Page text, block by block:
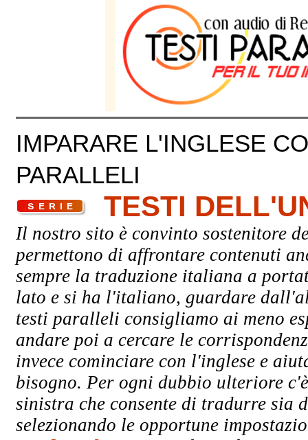
IMPARARE L'INGLESE
PARALLELI
TESTI
Il nostro sito è convinto sostenitore
permettono di affrontare contenuti
sempre la traduzione italiana a
lato e si ha l'italiano, guardare
testi paralleli consigliamo ai meno
andare poi a cercare le
invece cominciare con l'inglese e
bisogno. Per ogni dubbio ulteriore
sinistra che consente di tradurre
selezionando le opportune